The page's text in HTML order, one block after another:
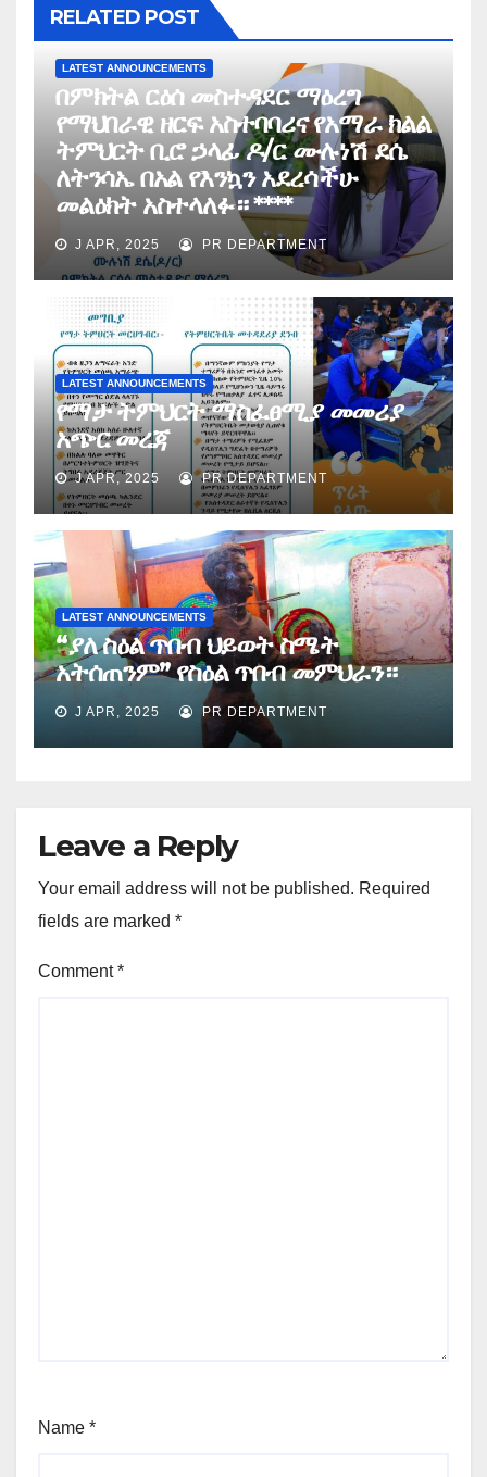
RELATED POST
LATEST ANNOUNCEMENTS
በምክትል ርዕሰ መስተዳደር ማዕረግ
የማህበራዊ ዘርፍ አስተባባሪና የአማራ ክልል
ትምህርት ቢሮ ኃላፊ ዶ/ር ሙሉነሽ ደሴ
ለትንሳኤ በአል የእንኳን አደረሳችሁ
መልዕክት አስተላለፉ። ****
J APR, 2025 PR DEPARTMENT
LATEST ANNOUNCEMENTS
የማታ ትምህርት ማስፈፀሚያ መመሪያ
አጭር መረጃ
J APR, 2025 PR DEPARTMENT
LATEST ANNOUNCEMENTS
“ያለ ስዕል ጥበብ ህይወት ስሜት
አትሰጠንም” የስዕል ጥበብ መምህራን።
J APR, 2025 PR DEPARTMENT
Leave a Reply
Your email address will not be published. Required
fields are marked *
Comment*
Name *